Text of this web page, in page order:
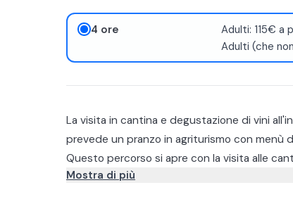
4 ore
Adulti: 115€ a
Adulti (che
La visita in cantina e degustazione di vini
prevede un pranzo in agriturismo con menù
Questo percorso si apre con la visita alle
degustazione composto da cinque portate.
Mostra di più